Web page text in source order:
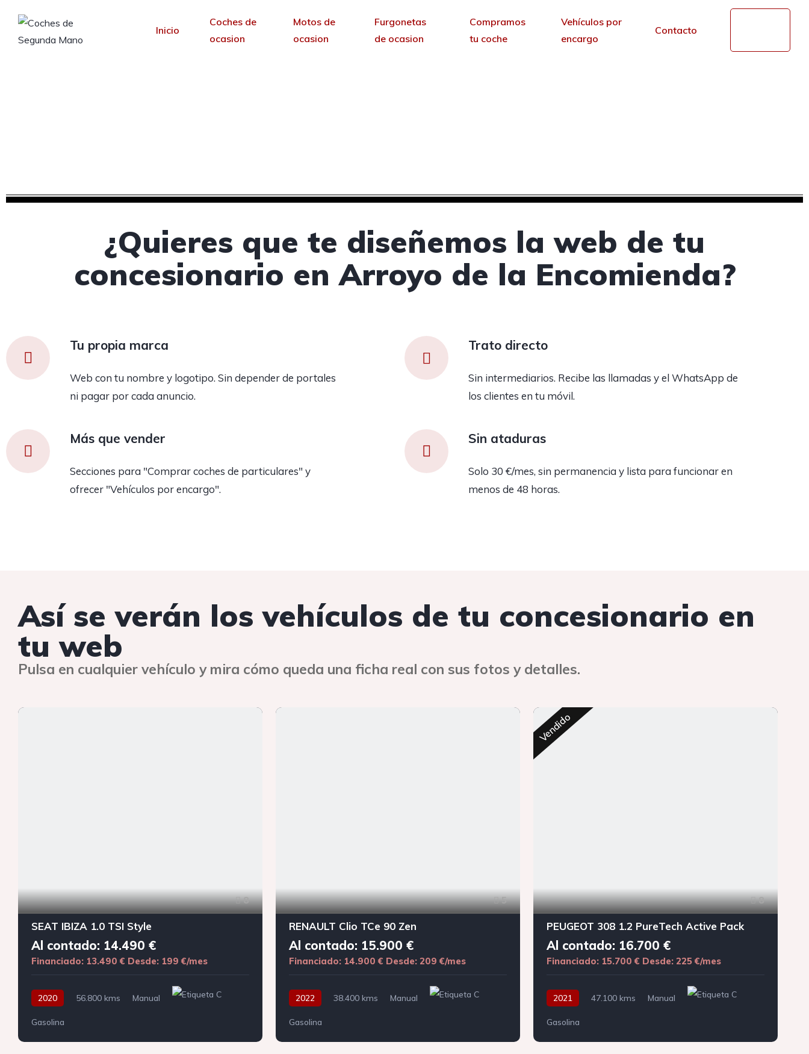
Inicio
Coches de
ocasion
Motos de
ocasion
Furgonetas
de ocasion
Compramos
tu coche
Vehículos por
encargo
Contacto
¿Quieres que te diseñemos la web de tu
concesionario en Arroyo de la Encomienda?
Tu propia marca
Web con tu nombre y logotipo. Sin depender de portales
ni pagar por cada anuncio.
Trato directo
Sin intermediarios. Recibe las llamadas y el WhatsApp de
los clientes en tu móvil.
Más que vender
Secciones para "Comprar coches de particulares" y
ofrecer "Vehículos por encargo".
Sin ataduras
Solo 30 €/mes, sin permanencia y lista para funcionar en
menos de 48 horas.
Así se verán los vehículos de tu concesionario en
tu web
Pulsa en cualquier vehículo y mira cómo queda una ficha real con sus fotos y detalles.
8
SEAT IBIZA 1.0 TSI Style
Al contado: 14.490 €
Financiado: 13.490 € Desde: 199 €/mes
2020 56.800 kms Manual
Gasolina
5
RENAULT Clio TCe 90 Zen
Al contado: 15.900 €
Financiado: 14.900 € Desde: 209 €/mes
2022 38.400 kms Manual
Gasolina
Vendido
8
PEUGEOT 308 1.2 PureTech Active Pack
Al contado: 16.700 €
Financiado: 15.700 € Desde: 225 €/mes
2021 47.100 kms Manual
Gasolina